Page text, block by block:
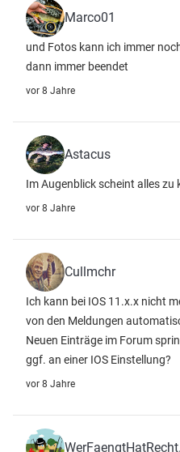
Marco01
und Fotos kann ich immer
dann immer beendet
vor 8 Jahre
Astacus
Im Augenblick scheint alles zu
vor 8 Jahre
Cullmchr
Ich kann bei IOS 11.x.x nicht
von den Meldungen
Neuen Einträge im Forum
ggf. an einer IOS Einstellung?
vor 8 Jahre